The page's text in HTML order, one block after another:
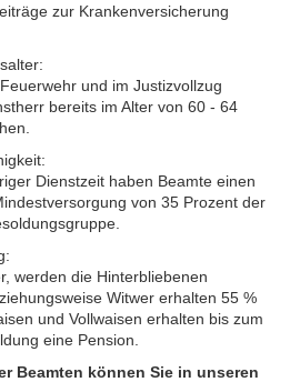
zur Krankenversicherung
und im Justizvollzug
bereits im Alter von 60 - 64
Dienstzeit haben Beamte einen
von 35 Prozent der
werden die Hinterbliebenen
Witwer erhalten 55 %
und Vollwaisen erhalten bis zum
eine Pension.
Beamten können Sie in unseren